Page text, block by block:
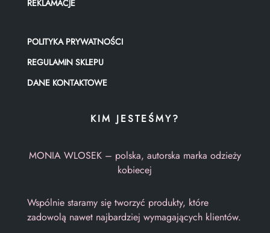
REKLAMACJE
POLITYKA PRYWATNOŚCI
REGULAMIN SKLEPU
DANE KONTAKTOWE
KIM JESTEŚMY?
MONIA WLOSEK – polska, autorska marka odzieży
kobiecej
Wspólnie staramy się tworzyć produkty, które
zadowolą nawet najbardziej wymagających klientów.